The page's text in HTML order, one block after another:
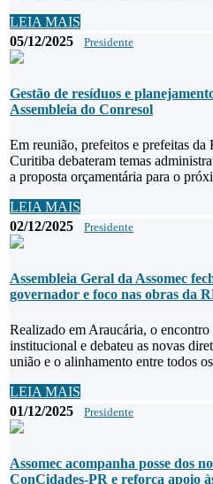
LEIA MAIS
05/12/2025
Presidente
Gestão de resíduos e
Assembleia do Conresol
Em reunião, prefeitos e prefeitas
Curitiba debateram temas
a proposta orçamentária para o
LEIA MAIS
02/12/2025
Presidente
Assembleia Geral da Assomec
governador e foco nas obras da
Realizado em Araucária, o
institucional e debateu as novas
união e o alinhamento entre todos
LEIA MAIS
01/12/2025
Presidente
Assomec acompanha posse dos
ConCidades-PR e reforça apoio